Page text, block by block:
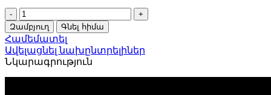
Ներդիր
միջուկի
ABRISS
ET
2501
MBP
(Սև
Զամբյուղ Գնել հիմա
Համեմատել
Ավելացնել նախընտրելիներ
Նկարագրություն